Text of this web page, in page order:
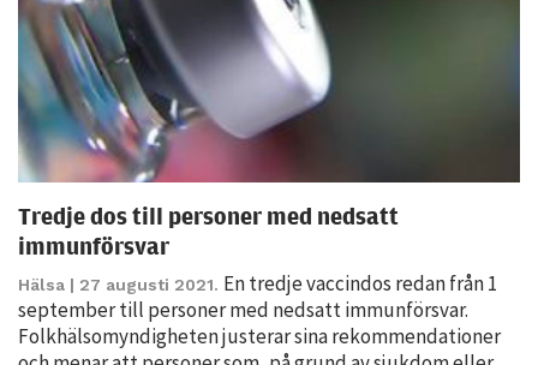
Tredje dos till personer med nedsatt
immunförsvar
Hälsa | 27 augusti 2021. En tredje vaccindos redan från 1
september till personer med nedsatt immunförsvar.
Folkhälsomyndigheten justerar sina rekommendationer
Nödvändiga
Dessa kakor
går inte att